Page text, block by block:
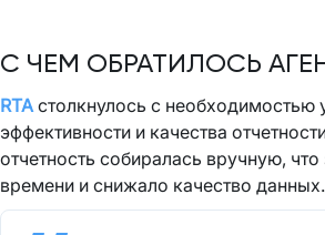
С ЧЕМ ОБРАТИЛОСЬ
RTAстолкнулось с необходимостью
эффективности и качества
отчетность собиралась вручную,
времени и снижало качество данных.